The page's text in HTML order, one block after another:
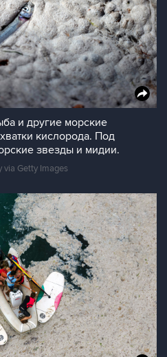
и другие морские
кислорода. Под
звезды и мидии.
Getty Images